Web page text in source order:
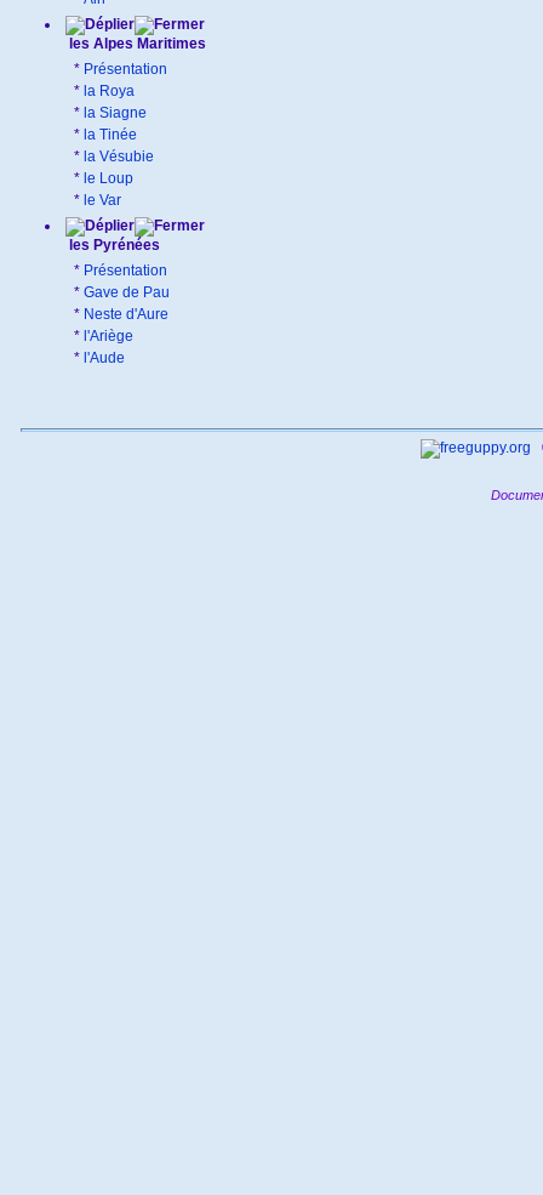
les Alpes Maritimes
* Présentation
* la Roya
* la Siagne
* la Tinée
* la Vésubie
* le Loup
* le Var
les Pyrénées
* Présentation
* Gave de Pau
* Neste d'Aure
* l'Ariège
* l'Aude